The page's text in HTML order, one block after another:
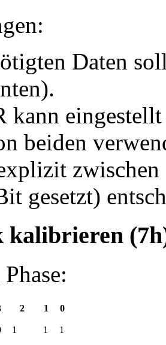
Daten
kann
beiden
gesetzt)
kalibrieren
2 1 0
1 1 1